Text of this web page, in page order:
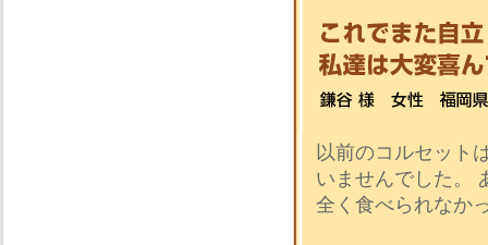
以前のコルセット
いませんでした。
全く食べられなか